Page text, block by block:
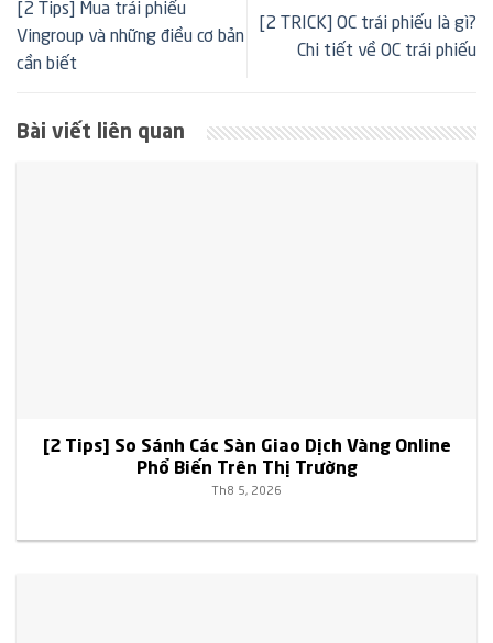
[2 Tips] Mua trái phiếu
Vingroup và những điều cơ bản
cần biết
[2 TRICK] OC trái phiếu là gì?
Chi tiết về OC trái phiếu
Bài viết liên quan
[2 Tips] So Sánh Các Sàn Giao Dịch Vàng Online
Phổ Biến Trên Thị Trường
Th8 5, 2026